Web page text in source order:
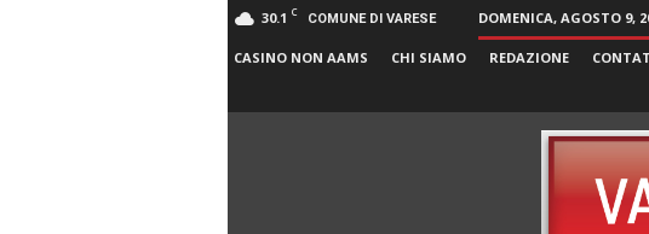
30.1 C COMUNE DI VARESE DOMENICA, AGOSTO 9,
CASINO NON AAMS CHI SIAMO REDAZIONE